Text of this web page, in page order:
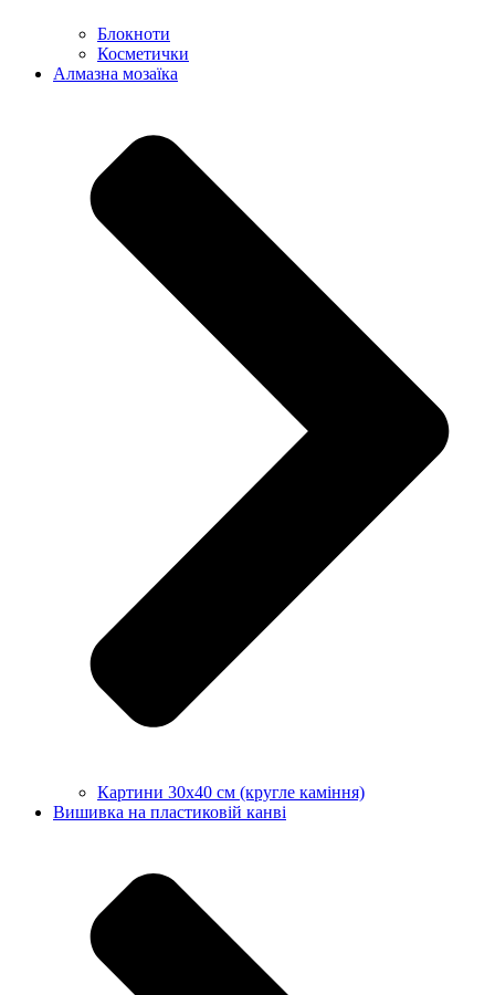
Блокноти
Косметички
Алмазна мозаїка
Картини 30х40 см (кругле каміння)
Вишивка на пластиковій канві